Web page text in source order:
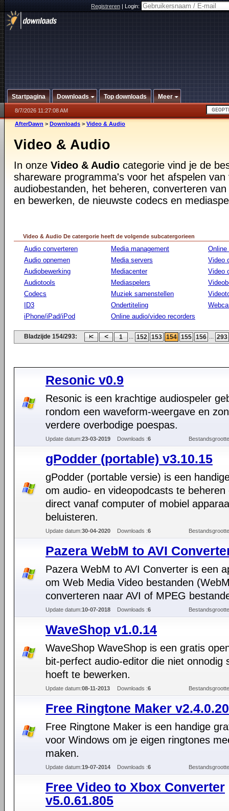
Registreren|Login:
Startpagina Downloads Top downloads Meer
8/7/2026 11:27:08 AM
AfterDawn > Downloads > Video & Audio
Video & Audio
In onze Video & Audio categorie vind je de
shareware programma's voor het afspelen van
audiobestanden, het beheren, converteren
en bewerken, de nieuwste codecs en
Video & Audio De catergorie heeft de volgende subcatergorieen
Audio converteren
Audio opnemen
Audiobewerking
Audiotools
Codecs
ID3
iPhone/iPad/iPod
Media management
Media servers
Mediacenter
Mediaspelers
Muziek samenstellen
Ondertiteling
Online audio/video recorders
Online
Video
Video
Bladzijde 154/293: 1 ... 152 153 154 155 156 ... 293
Resonic v0.9
Resonic is een krachtige audiospeler
rondom een waveform-weergave en
verdere overbodige poespas.
Update datum:23-03-2019 Downloads :6
gPodder (portable) v3.10.15
gPodder (portable versie) is een
om audio- en videopodcasts te beheren
direct vanaf computer of mobiel
beluisteren.
Update datum:30-04-2020 Downloads :6
Pazera WebM to AVI
Pazera WebM to AVI Converter is een
om Web Media Video bestanden
converteren naar AVI of MPEG
Update datum:10-07-2018 Downloads :6
WaveShop v1.0.14
WaveShop WaveShop is een gratis
bit-perfect audio-editor die niet onnodig
hoeft te bewerken.
Update datum:08-11-2013 Downloads :6
Free Ringtone Maker
Free Ringtone Maker is een handige
voor Windows om je eigen ringtones
maken.
Update datum:19-07-2014 Downloads :6
Free Video to Xbox Converter
v5.0.61.805